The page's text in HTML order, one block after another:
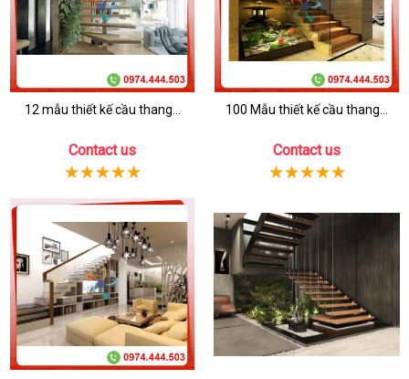
12 mẫu thiết kế cầu thang...
Contact us
100 Mẫu thiết kế cầu thang...
Contact us